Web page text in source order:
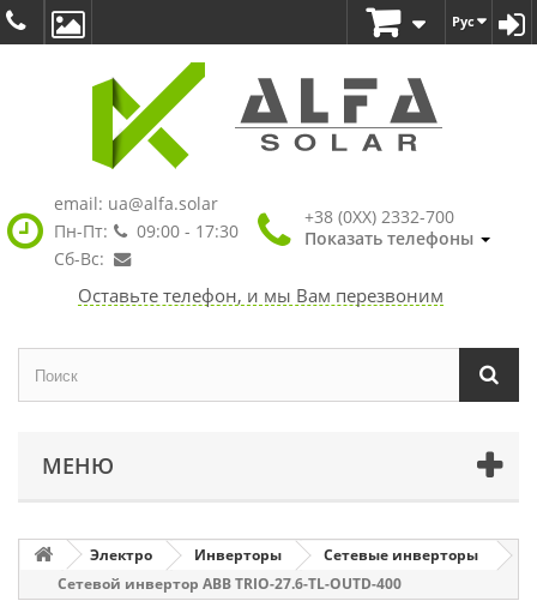
Рус
email: ua@alfa.solar
Пн-Пт:
09:00 - 17:30
Сб-Вс:
+38 (0XX) 2332-700
Показать телефоны
Оставьте телефон, и мы Вам перезвоним
МЕНЮ
Электро Инверторы
Сетевые инверторы
Сетевой инвертор ABB TRIO-27.6-TL-OUTD-400